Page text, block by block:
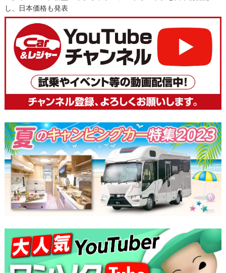
し、日本価格も発表